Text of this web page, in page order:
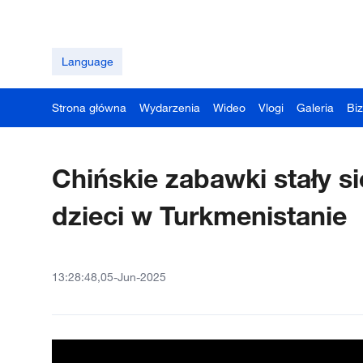
Language
Strona główna Wydarzenia Wideo Vlogi Galeria
Chińskie zabawki stały
dzieci w Turkmenistanie
13:28:48,05-Jun-2025